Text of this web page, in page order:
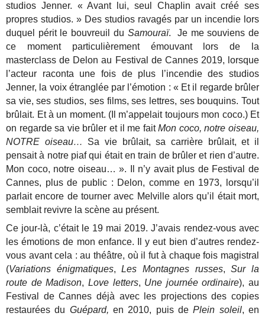
studios Jenner. « Avant lui, seul Chaplin avait créé ses
propres studios. » Des studios ravagés par un incendie lors
duquel périt le bouvreuil du Samouraï. Je me souviens de
ce moment particulièrement émouvant lors de la
masterclass de Delon au Festival de Cannes 2019, lorsque
l’acteur raconta une fois de plus l’incendie des studios
Jenner, la voix étranglée par l’émotion : « Et il regarde brûler
sa vie, ses studios, ses films, ses lettres, ses bouquins. Tout
brûlait. Et à un moment. (Il m’appelait toujours mon coco.) Et
on regarde sa vie brûler et il me faitMon coco, notre oiseau,
NOTRE oiseau…
Sa vie brûlait, sa carrière brûlait, et il
pensait à notre piaf qui était en train de brûler et rien d’autre.
Mon coco, notre oiseau… ». Il n’y avait plus de Festival de
Cannes, plus de public : Delon, comme en 1973, lorsqu’il
parlait encore de tourner avec Melville alors qu’il était mort,
semblait revivre la scène au présent.
Ce jour-là, c’était le 19 mai 2019. J’avais rendez-vous avec
les émotions de mon enfance. Il y eut bien d’autres rendez-
vous avant cela : au théâtre, où il fut à chaque fois magistral
(Variations énigmatiques,Les Montagnes russes,Sur la
route de Madison, Love letters, Une journée ordinaire), au
Festival de Cannes déjà avec les projections des copies
restaurées du Guépard, en 2010, puis dePlein soleil, en